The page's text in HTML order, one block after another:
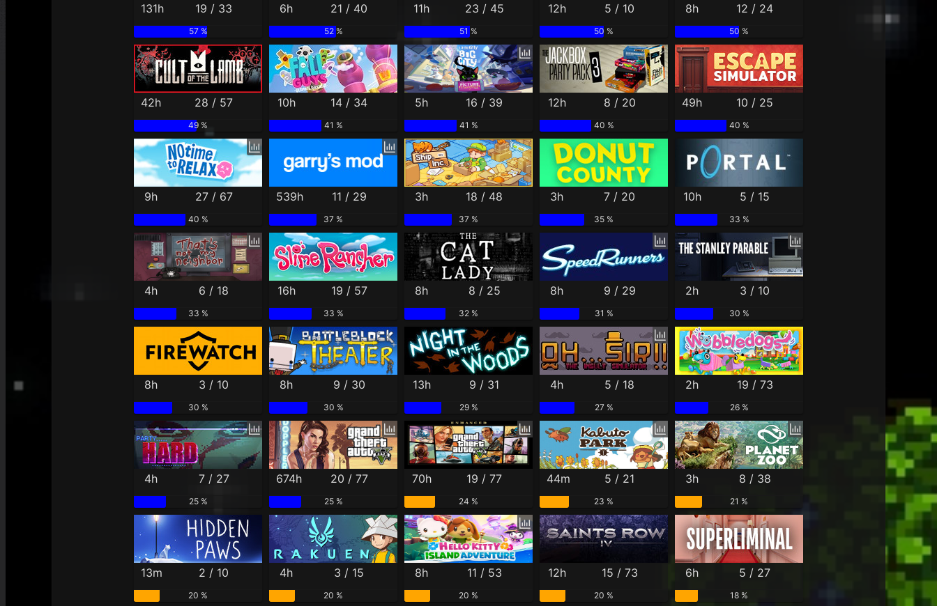
131h 19 / 33
57 %
6h 21 / 40
52 %
11h 23 / 45
51 %
12h 5 / 10
50 %
8h 12 / 24
50 %
42h 28 / 57
49 %
10h 14 / 34
41 %
5h 16 / 39
41 %
12h 8 / 20
40 %
49h 10 / 25
40 %
9h 27 / 67
40 %
539h 11 / 29
37 %
3h 18 / 48
37 %
3h 7 / 20
35 %
10h 5 / 15
33 %
4h 6 / 18
33 %
16h 19 / 57
33 %
8h 8 / 25
32 %
8h 9 / 29
31 %
2h 3 / 10
30 %
8h 3 / 10
30 %
8h 9 / 30
30 %
13h 9 / 31
29 %
4h 5 / 18
27 %
2h 19 / 73
26 %
4h 7 / 27
25 %
674h 20 / 77
25 %
70h 19 / 77
24 %
44m 5 / 21
23 %
3h 8 / 38
21 %
13m 2 / 10
20 %
4h 3 / 15
20 %
8h 11 / 53
20 %
12h 15 / 73
20 %
6h 5 / 27
18 %